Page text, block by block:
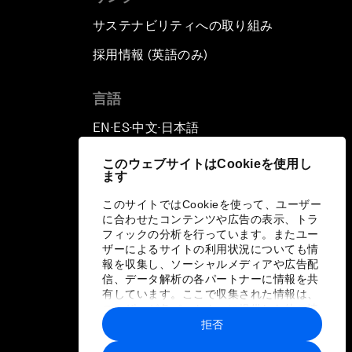
このウェブサイトはCookieを使用し
ます
このサイトではCookieを使って、ユーザー
に合わせたコンテンツや広告の表示、トラ
フィックの分析を行っています。またユー
ザーによるサイトの利用状況についても情
報を収集し、ソーシャルメディアや広告配
信、データ解析の各パートナーに情報を共
有しています。ここで収集された情報は、
ユーザーが各パートナーに提供した他の情
報や各パートナーのサービスを使用した際
に収集された情報と組み合わされ、各パー
拒否
サステナビリティへの取り組み
採用情報 (英語のみ)
言語
EN ▪ ES▪中文▪ 日本語